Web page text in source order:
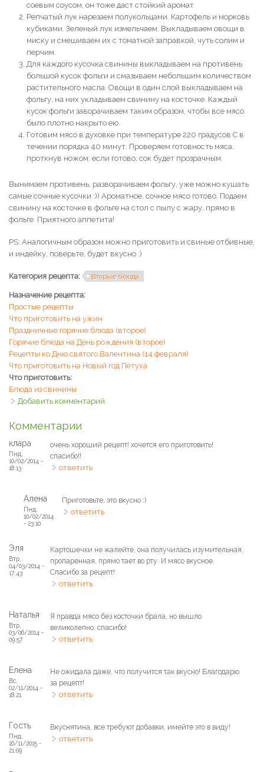
соевым соусом, он тоже даст стойкий аромат.
Репчатый лук нарезаем полукольцами. Картофель и морковь
кубиками. Зеленый лук измельчаем. Выкладываем овощи в
миску и смешиваем их с томатной заправкой, чуть солим и
перчим.
Для каждого кусочка свинины выкладываем на противень
большой кусок фольги и смазываем небольшим количеством
растительного масла. Овощи в один слой выкладываем на
фольгу, на них укладываем свинину на косточке. Каждый
кусок фольги заворачиваем таким образом, чтобы все мясо
было плотно накрыто ею.
Готовим мясо в духовке при температуре 220 градусов С в
течении порядка 40 минут. Проверяем готовность мяса,
проткнув ножом: если готово, сок будет прозрачным.
Вынимаем противень, разворачиваем фольгу, уже можно кушать
самые сочные кусочки :)) Ароматное, сочное мясо готово. Подаем
свинину на косточке в фольге на стол с пылу с жару, прямо в
фольге. Приятного аппетита!
PS: Аналогичным образом можно приготовить и свиные отбивные,
и индейку, поверьте, будет вкусно :)
Категория рецепта: Вторые блюда
Назначение рецепта:
Простые рецепты
Что приготовить на ужин
Праздничные горячие блюда (второе)
Горячие блюда на День рождения (второе)
Рецепты ко Дню святого Валентина (14 февраля)
Что приготовить на Новый год Петуха
Что приготовить:
Блюда из свинины
Добавить комментарий
Комментарии
клара
Пнд,
10/02/2014 -
18:13
очень хороший рецепт! хочется его приготовить!
спасибо!!
ответить
Алена
Пнд,
10/02/2014
- 23:10
Приготовьте, это вкусно :)
ответить
Эля
Втр,
04/03/2014 -
17:43
Картошечки не жалейте, она получилась изумительная,
пропаренная, прямо тает во рту. И мясо вкусное.
Спасибо за рецепт!
ответить
Наталья
Втр,
03/06/2014 -
09:57
Я правда мясо без косточки брала, но вышло
великолепно, спасибо!
ответить
Елена
Вс,
02/11/2014 -
18:21
Не ожидала даже, что получится так вкусно! Благодарю
за рецепт!
ответить
Гость
Пнд,
16/11/2015 -
21:09
Вкуснятина, все требуют добавки, имейте это в виду!
ответить